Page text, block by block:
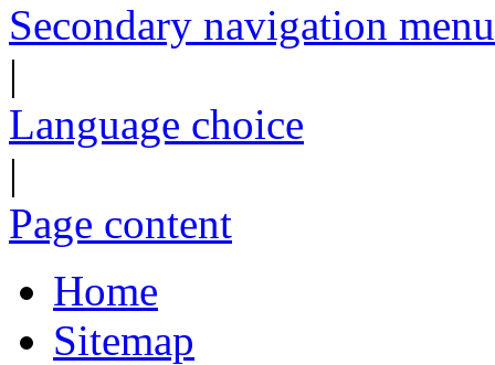
Secondary navigation menu
|
Language choice
|
Page content
Home
Sitemap